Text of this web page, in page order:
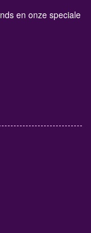
en onze speciale